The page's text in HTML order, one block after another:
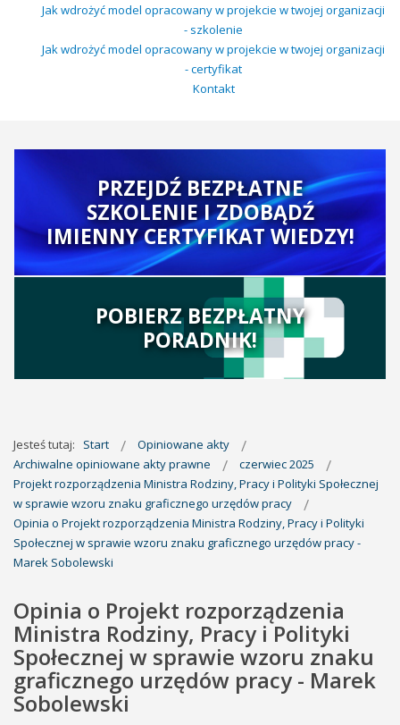
Jak wdrożyć model opracowany w projekcie w twojej organizacji
- szkolenie
Jak wdrożyć model opracowany w projekcie w twojej organizacji
- certyfikat
Kontakt
PRZEJDŹ BEZPŁATNE
SZKOLENIE I ZDOBĄDŹ
IMIENNY CERTYFIKAT WIEDZY!
POBIERZ BEZPŁATNY
PORADNIK!
Jesteś tutaj: Start
Opiniowane akty
Archiwalne opiniowane akty prawne
czerwiec 2025
Projekt rozporządzenia Ministra Rodziny, Pracy i Polityki Społecznej
w sprawie wzoru znaku graficznego urzędów pracy
Opinia o Projekt rozporządzenia Ministra Rodziny, Pracy i Polityki
Społecznej w sprawie wzoru znaku graficznego urzędów pracy -
Marek Sobolewski
Opinia o Projekt rozporządzenia
Ministra Rodziny, Pracy i Polityki
Społecznej w sprawie wzoru znaku
graficznego urzędów pracy - Marek
Sobolewski